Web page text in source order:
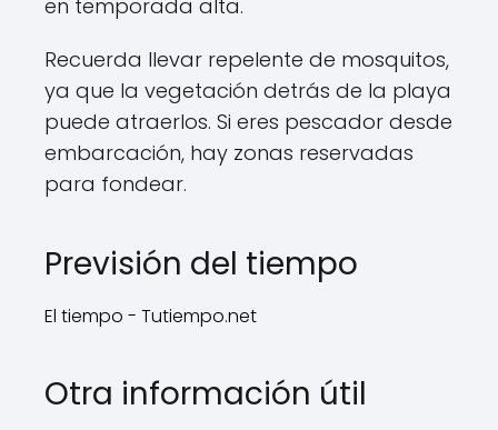
en temporada alta.
Recuerda llevar repelente de mosquitos,
ya que la vegetación detrás de la playa
puede atraerlos. Si eres pescador desde
embarcación, hay zonas reservadas
para fondear.
Previsión del tiempo
El tiempo - Tutiempo.net
Otra información útil